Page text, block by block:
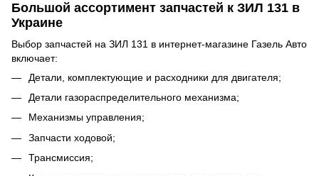
Большой ассортимент запчастей к ЗИЛ 131 в
Украине
Выбор запчастей на ЗИЛ 131 в интернет-магазине Газель Авто
включает:
Детали, комплектующие и расходники для двигателя;
Детали газораспределительного механизма;
Механизмы управления;
Запчасти ходовой;
Трансмиссия;